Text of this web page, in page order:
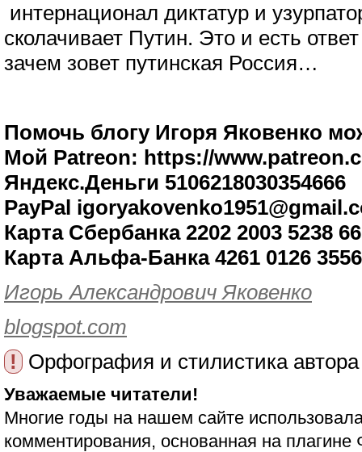
интернационал диктатур и
сколачивает Путин. Это и есть
зачем зовет путинская Россия…
Помочь блогу Игоря Яковенко
Мой Patreon: https://
Яндекс.Деньги 5106218030354666
PayPal
Карта Сбербанка 2202 2003 5238
Карта Альфа-Банка 4261 0126
Игорь Александрович Яковенко
blogspot.com
!
Орфография и стилистика
Уважаемые читатели!
Многие годы на нашем сайте
комментирования, основанная на